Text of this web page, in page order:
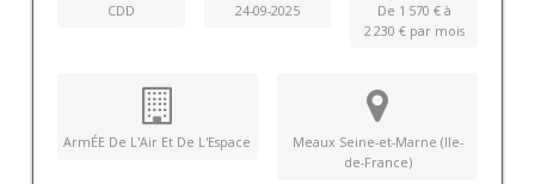
CDD 24-09-2025
De 1 570 € à
2 230 € par mois
ArmÉE De L'Air Et De L'Espace
Meaux Seine-et-Marne (Ile-
de-France)